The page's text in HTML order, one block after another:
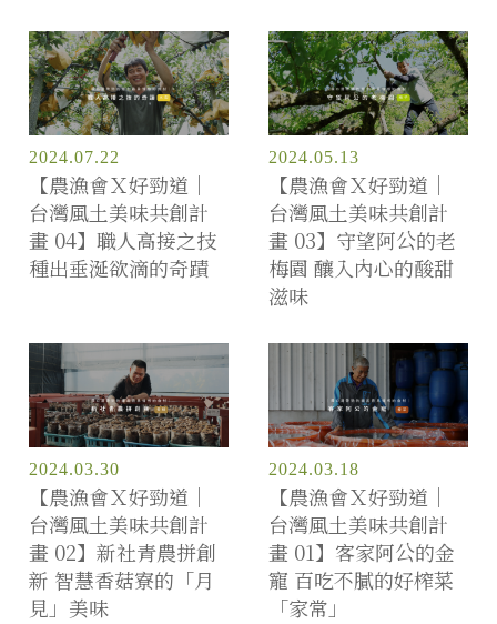
2024.07.22
【農漁會Ｘ好勁道｜
台灣風土美味共創計
畫 04】職人高接之技
種出垂涎欲滴的奇蹟
2024.05.13
【農漁會Ｘ好勁道｜
台灣風土美味共創計
畫 03】守望阿公的老
梅園 釀入內心的酸甜
滋味
2024.03.30
【農漁會Ｘ好勁道｜
台灣風土美味共創計
畫 02】新社青農拼創
新 智慧香菇寮的「月
見」美味
2024.03.18
【農漁會Ｘ好勁道｜
台灣風土美味共創計
畫 01】客家阿公的金
寵 百吃不膩的好榨菜
「家常」